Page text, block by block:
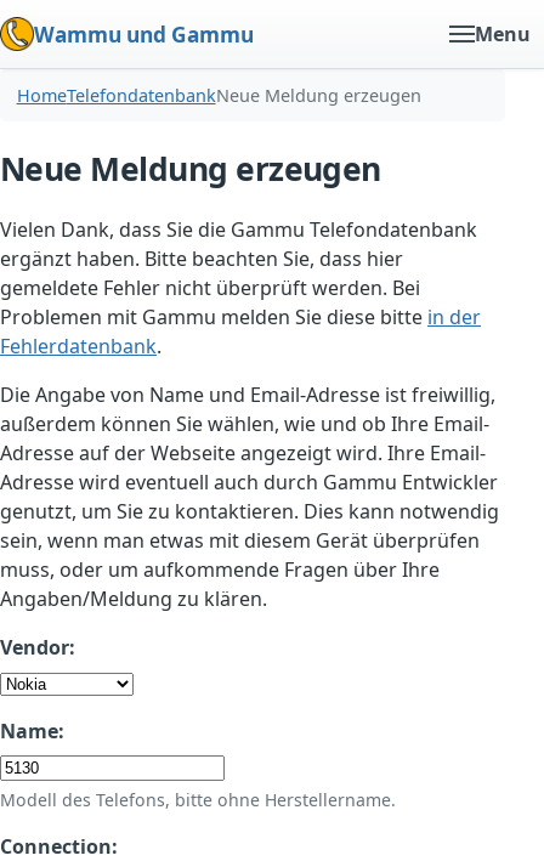
Wammu und Gammu Menu
HomeTelefondatenbankNeue Meldung erzeugen
Neue Meldung erzeugen
Vielen Dank, dass Sie die Gammu Telefondatenbank
ergänzt haben. Bitte beachten Sie, dass hier
gemeldete Fehler nicht überprüft werden. Bei
Problemen mit Gammu melden Sie diese bitte in der
Fehlerdatenbank.
Die Angabe von Name und Email-Adresse ist freiwillig,
außerdem können Sie wählen, wie und ob Ihre Email-
Adresse auf der Webseite angezeigt wird. Ihre Email-
Adresse wird eventuell auch durch Gammu Entwickler
genutzt, um Sie zu kontaktieren. Dies kann notwendig
sein, wenn man etwas mit diesem Gerät überprüfen
muss, oder um aufkommende Fragen über Ihre
Angaben/Meldung zu klären.
Vendor:
Name:
Modell des Telefons, bitte ohne Herstellername.
Connection: